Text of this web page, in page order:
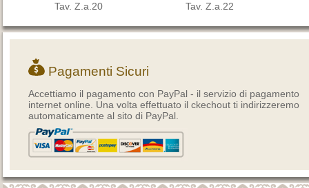
Tav. Z.a.20 Tav. Z.a.22
Pagamenti Sicuri
Accettiamo il pagamento con PayPal - il servizio di pagamento
internet online. Una volta effettuato il ckechout ti indirizzeremo
automaticamente al sito di PayPal.